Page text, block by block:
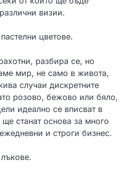
визии.
цветове.
разбира се, но
мир, не само в живота,
случаи дискретните
розово, бежово или бяло,
идеално се вписват в
станат основа за много
и строги бизнес.